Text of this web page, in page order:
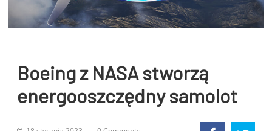
Boeing z NASA stworzą
energooszczędny samolot